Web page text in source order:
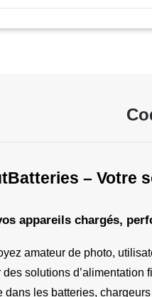
– Votre
appareils chargés,
amateur de photo,
des solutions d’alimentation
dans les batteries,